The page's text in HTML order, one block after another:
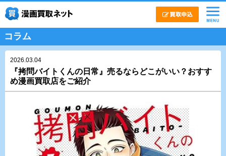
コラム
2026.03.04
『拷問バイトくんの日常』売るならどこがいい？おすす
め漫画買取店をご紹介